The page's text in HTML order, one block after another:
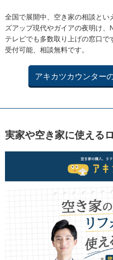
全国で展開中、空き家の相談とい
ズアップ現代やガイアの夜明け、
テレビでも多数取り上げの窓口で
受付可能、相談無料です。
アキカツカウンター
実家や空き家に使える